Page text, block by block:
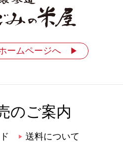
ームページへ ▶
のご案内
▶ 送料について